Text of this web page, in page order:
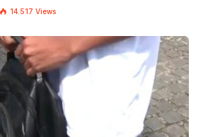
14.517 Views